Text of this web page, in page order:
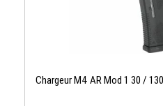
Chargeur M4 AR Mod 1 30 /